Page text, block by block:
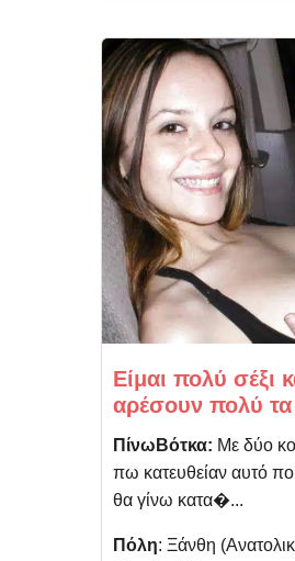
Είμαι πολύ σέξι
αρέσουν πολύ τα
ΠίνωΒότκα: Με δύο
πω κατευθείαν αυτό
θα γίνω κατα�...
Πόλη: Ξάνθη